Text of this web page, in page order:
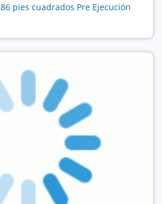
pies cuadrados Pre Ejecución